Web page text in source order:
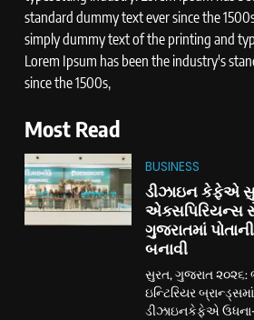
standard dummy text ever since the
simply dummy text of the printing and
Lorem Ipsum has been the industry's
since the 1500s,
Most Read
BUSINESS
ડીઝાઇન કેફેએ
એક્સપિરિયન્સ
ગુજરાતમાં
બનાવી
સુરત, ગુજરાત ૨૦૨૬:
ઇન્ટિરિયર
ડીઝાઇનકેફેએ ઉધના-